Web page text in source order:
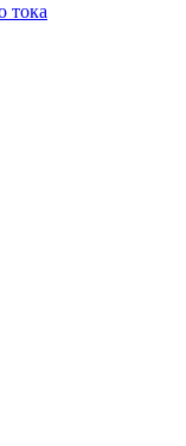
тока